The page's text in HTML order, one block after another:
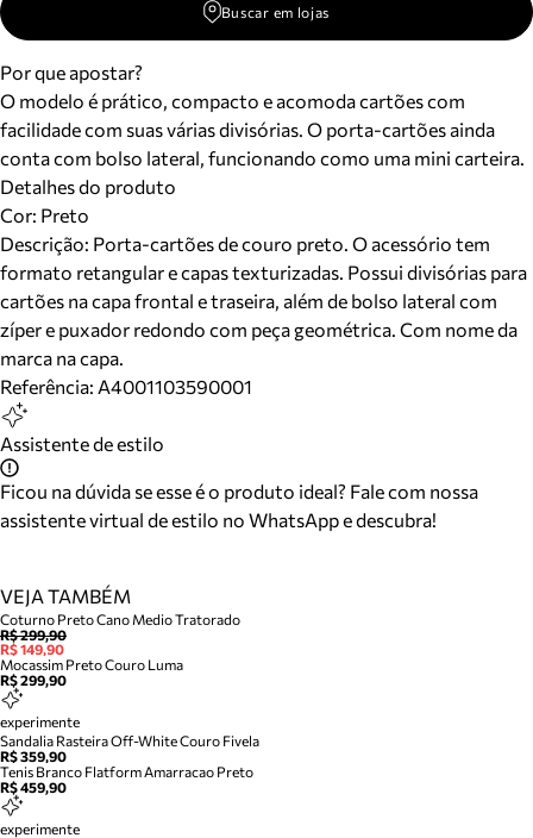
Buscar em lojas
Por que apostar?
O modelo é prático, compacto e acomoda cartões com
facilidade com suas várias divisórias. O porta-cartões ainda
conta com bolso lateral, funcionando como uma mini carteira.
Detalhes do produto
Cor: Preto
Descrição: Porta-cartões de couro preto. O acessório tem
formato retangular e capas texturizadas. Possui divisórias para
cartões na capa frontal e traseira, além de bolso lateral com
zíper e puxador redondo com peça geométrica. Com nome da
marca na capa.
Referência: A4001103590001
Assistente de estilo
Ficou na dúvida se esse é o produto ideal? Fale com nossa
assistente virtual de estilo no WhatsApp e descubra!
VEJA TAMBÉM
Coturno Preto Cano Medio Tratorado
R$ 299,90
R$ 149,90
Mocassim Preto Couro Luma
R$ 299,90
experimente
Sandalia Rasteira Off-White Couro Fivela
R$ 359,90
Tenis Branco Flatform Amarracao Preto
R$ 459,90
experimente